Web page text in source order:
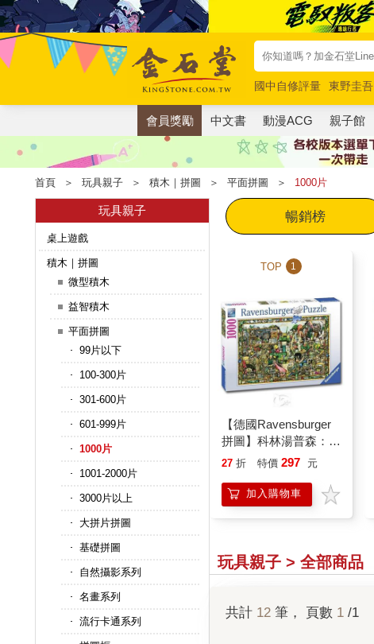
國中自修評量 東野圭吾
唯紅花綻放
奧德賽 路
會員獎勵 中文書 動漫ACG 親子館
首頁 ＞ 玩具親子 ＞ 積木｜拼圖 ＞ 平面拼圖 ＞ 1000片
玩具親子
桌上遊戲
積木｜拼圖
微型積木
益智積木
平面拼圖
99片以下
100-300片
301-600片
601-999片
1000片
1001-2000片
3000片以上
大拼片拼圖
基礎拼圖
自然攝影系列
名畫系列
流行卡通系列
暢銷榜
TOP 1
【德國Ravensburger
拼圖】科林湯普森：昨
日寶藏－1000片
27 折 特價 297 元
加入購物車
玩具親子 > 全部商品
共計 12 筆， 頁數 1 /1